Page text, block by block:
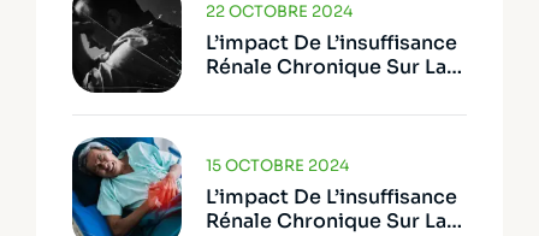
L’impact De L’insuffisance
Rénale Chronique Sur La
Émotionnels Et Sociaux
22 OCTOBRE 2024
L’impact De L’insuffisance
Rénale Chronique Sur La
15 OCTOBRE 2024